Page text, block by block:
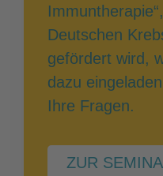
Deutschen
gefördert wird,
dazu
Ihre Fragen.
ZUR